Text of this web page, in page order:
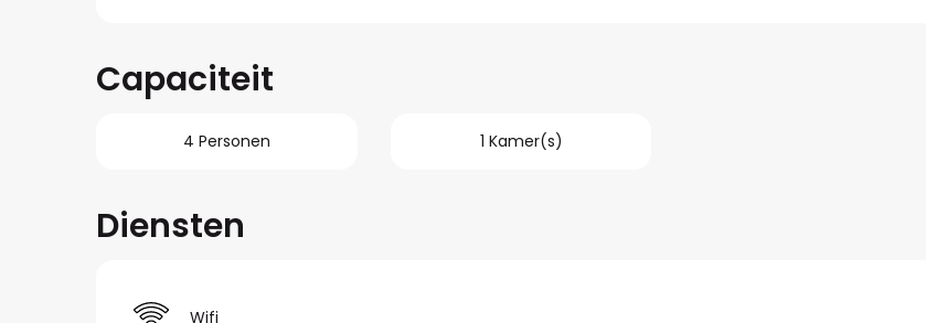
Capaciteit
4 Personen 1 Kamer(s)
Diensten
Wifi